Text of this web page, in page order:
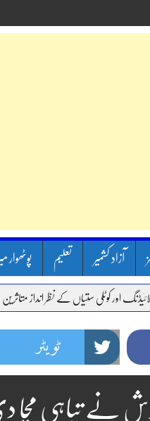
آزاد کشمیر تعلیم پوٹھوار
کوٹلی ستیاں کے نظر انداز متاثرین
ٹویٹر
نے تباہی مچا